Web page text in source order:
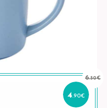
6.50€
Le
prix
initial
4.90€